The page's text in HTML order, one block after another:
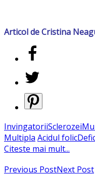
Articol de Cristina
Multipla Acidul folic
Citeste mai mult...
Previous PostNext Post